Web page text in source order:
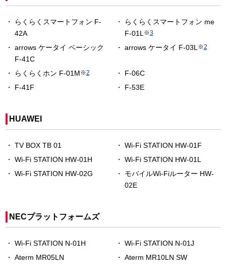
らくらくスマートフォン F-
42A
らくらくスマートフォン me
F-01L ※3
arrows ケータイ ベーシック
F-41C
arrows ケータイ F-03L ※2
らくらくホン F-01M※2
F-06C
F-41F
F-53E
HUAWEI
TV BOX TB 01
Wi-Fi STATION HW-01F
Wi-Fi STATION HW-01H
Wi-Fi STATION HW-01L
Wi-Fi STATION HW-02G
モバイルWi-Fiルーター HW-
02E
NECプラットフォームズ
Wi-Fi STATION N-01H
Wi-Fi STATION N-01J
Aterm MR05LN
Aterm MR10LN SW